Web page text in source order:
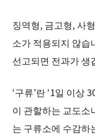
징역형, 금고형, 사
소가 적용되지 않습
선고되면 전과가 생
‘구류’란 ‘1일 이상
이 관할하는 교도소
는 구류소에 수감하